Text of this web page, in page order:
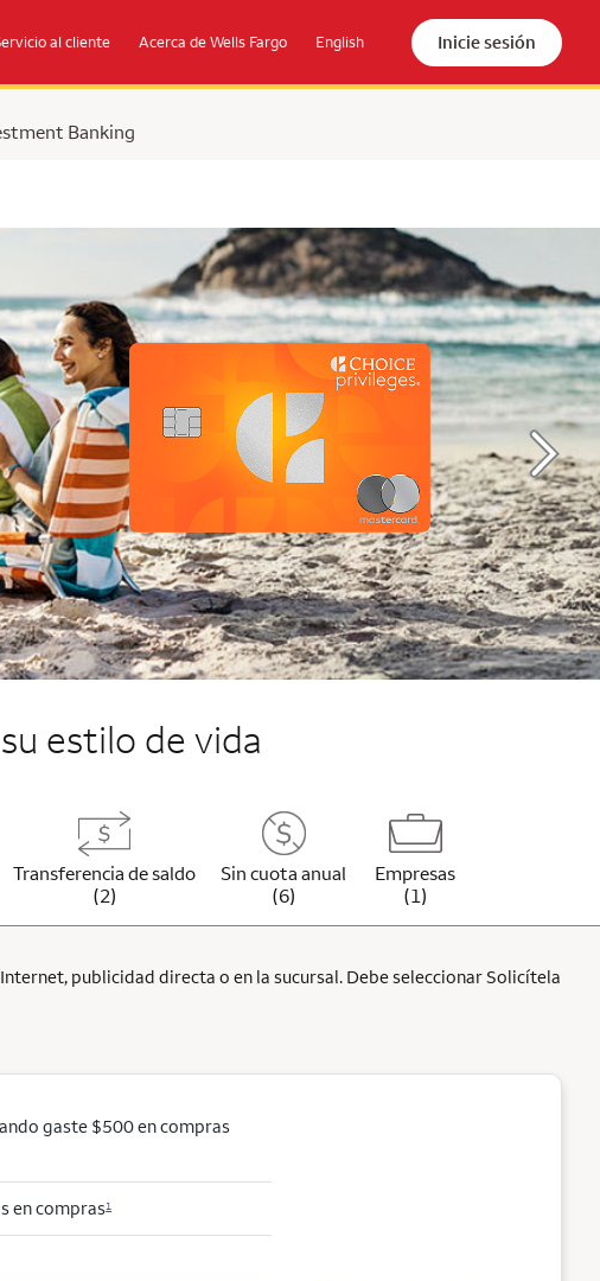
al cliente Acerca de Wells Fargo English Inicie sesión
Banking
estilo de vida
Transferencia de saldo
(2)
Sin cuota anual
(6)
Empresas
(1)
publicidad directa o en la sucursal. Debe seleccionar Solicítela
gaste $500 en compras
en compras1